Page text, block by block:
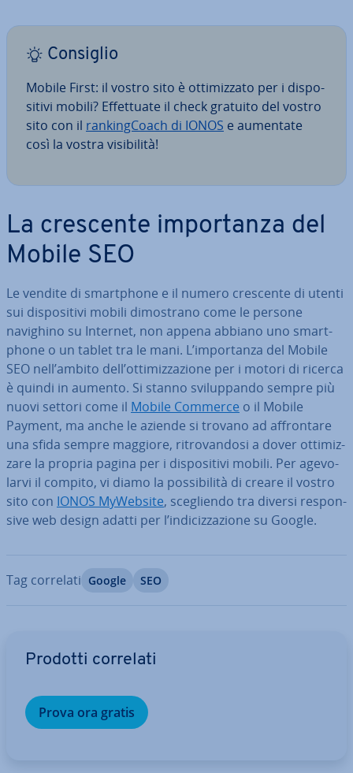
Consiglio
Mobile First: il vostro sito è ot­ti­miz­za­to per i di­spo­
si­ti­vi mobili? Ef­fet­tua­te il check gratuito del vostro
sito con il ran­kin­g­Coach di IONOS e aumentate
così la vostra vi­si­bi­li­tà!
La crescente im­por­tan­za del
Mobile SEO
Le vendite di smart­pho­ne e il numero crescente di utenti
sui di­spo­si­ti­vi mobili di­mo­stra­no come le persone
navighino su Internet, non appena abbiano uno smart­
pho­ne o un tablet tra le mani. L’im­por­tan­za del Mobile
SEO nell’ambito dell’ot­ti­miz­za­zio­ne per i motori di ricerca
è quindi in aumento. Si stanno svi­lup­pan­do sempre più
nuovi settori come il Mobile Commerce o il Mobile
Payment, ma anche le aziende si trovano ad af­fron­ta­re
una sfida sempre maggiore, ri­tro­van­do­si a dover ot­ti­miz­
za­re la propria pagina per i di­spo­si­ti­vi mobili. Per age­vo­
lar­vi il compito, vi diamo la pos­si­bi­li­tà di creare il vostro
sito con IONOS MyWebsite, sce­glien­do tra diversi re­spon­
si­ve web design adatti per l’in­di­ciz­za­zio­ne su Google.
Tag correlati Google SEO
Prodotti correlati
Prova ora gratis